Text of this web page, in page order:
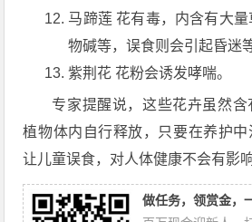
马蹄莲 花有毒，内含有大
物碱等，误食则会引起昏迷
紫荆花 花粉会诱发哮喘。
专家提醒说，这些花卉虽然
植物体内自行释放，只要在养护
让儿童误食，对人体健康不会有影响
做任务，领赏金，